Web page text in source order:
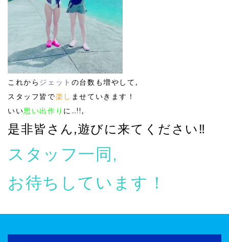
これから ジェット の台数も増やして,
スタッフ皆で楽し ませていきます！
いい思い出作り に…!!,
是非皆さん,遊びに来てください‼️
スタッフ一同,
お待ちしています！